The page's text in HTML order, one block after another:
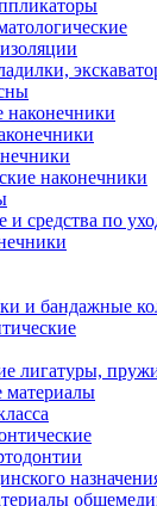
наконечники
наконечники
и средства по
и бандажные
лигатуры,
материалы